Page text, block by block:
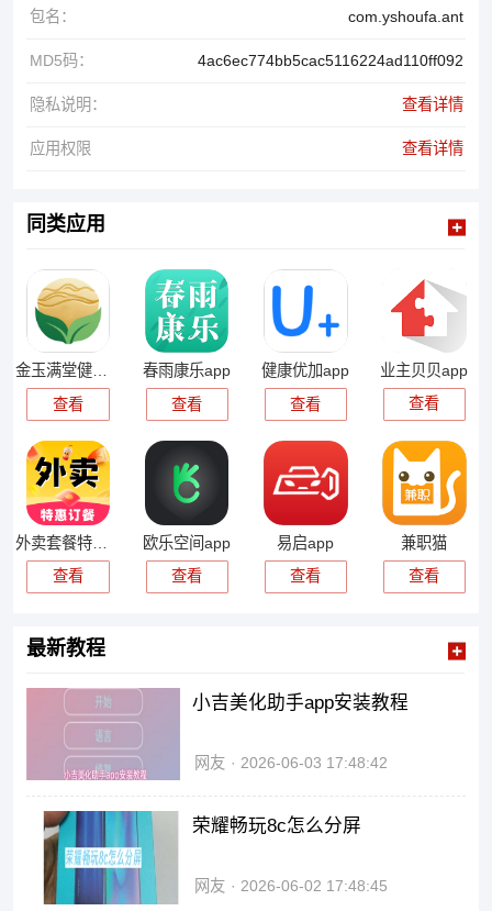
包名： com.yshoufa.ant
MD5码： 4ac6ec774bb5cac5116224ad110ff092
隐私说明： 查看详情
应用权限 查看详情
同类应用
金玉满堂健康app
查看
春雨康乐app
查看
健康优加app
查看
业主贝贝app
查看
外卖套餐特惠app
查看
欧乐空间app
查看
易启app
查看
兼职猫
查看
最新教程
小吉美化助手app安装教程
网友 2026-06-03 17:48:42
荣耀畅玩8c怎么分屏
网友 2026-06-02 17:48:45